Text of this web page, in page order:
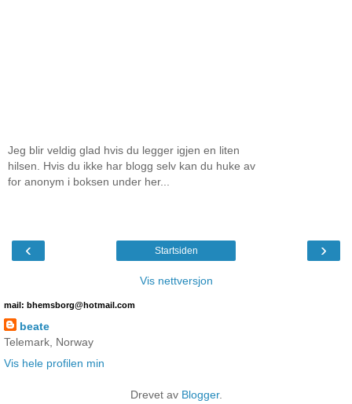
Jeg blir veldig glad hvis du legger igjen en liten
hilsen. Hvis du ikke har blogg selv kan du huke av
for anonym i boksen under her...
‹ ›
Startsiden
Vis nettversjon
mail: bhemsborg@hotmail.com
beate
Telemark, Norway
Vis hele profilen min
Drevet av Blogger.